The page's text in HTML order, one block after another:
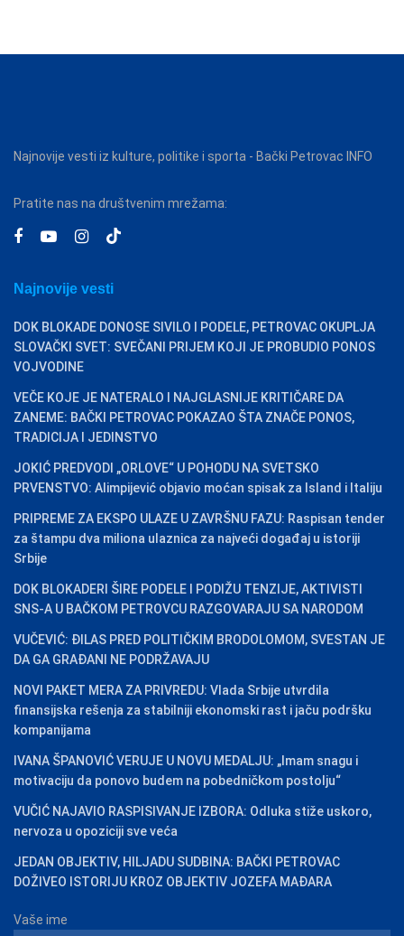
Najnovije vesti iz kulture, politike i sporta - Bački Petrovac INFO
Pratite nas na društvenim mrežama:
Najnovije vesti
DOK BLOKADE DONOSE SIVILO I PODELE, PETROVAC OKUPLJA
SLOVAČKI SVET: SVEČANI PRIJEM KOJI JE PROBUDIO PONOS
VOJVODINE
VEČE KOJE JE NATERALO I NAJGLASNIJE KRITIČARE DA
ZANEME: BAČKI PETROVAC POKAZAO ŠTA ZNAČE PONOS,
TRADICIJA I JEDINSTVO
JOKIĆ PREDVODI „ORLOVE“ U POHODU NA SVETSKO
PRVENSTVO: Alimpijević objavio moćan spisak za Island i Italiju
PRIPREME ZA EKSPO ULAZE U ZAVRŠNU FAZU: Raspisan tender
za štampu dva miliona ulaznica za najveći događaj u istoriji
Srbije
DOK BLOKADERI ŠIRE PODELE I PODIŽU TENZIJE, AKTIVISTI
SNS-A U BAČKOM PETROVCU RAZGOVARAJU SA NARODOM
VUČEVIĆ: ĐILAS PRED POLITIČKIM BRODOLOMOM, SVESTAN JE
DA GA GRAĐANI NE PODRŽAVAJU
NOVI PAKET MERA ZA PRIVREDU: Vlada Srbije utvrdila
finansijska rešenja za stabilniji ekonomski rast i jaču podršku
kompanijama
IVANA ŠPANOVIĆ VERUJE U NOVU MEDALJU: „Imam snagu i
motivaciju da ponovo budem na pobedničkom postolju“
VUČIĆ NAJAVIO RASPISIVANJE IZBORA: Odluka stiže uskoro,
nervoza u opoziciji sve veća
JEDAN OBJEKTIV, HILJADU SUDBINA: BAČKI PETROVAC
DOŽIVEO ISTORIJU KROZ OBJEKTIV JOZEFA MAĐARA
Vaše ime